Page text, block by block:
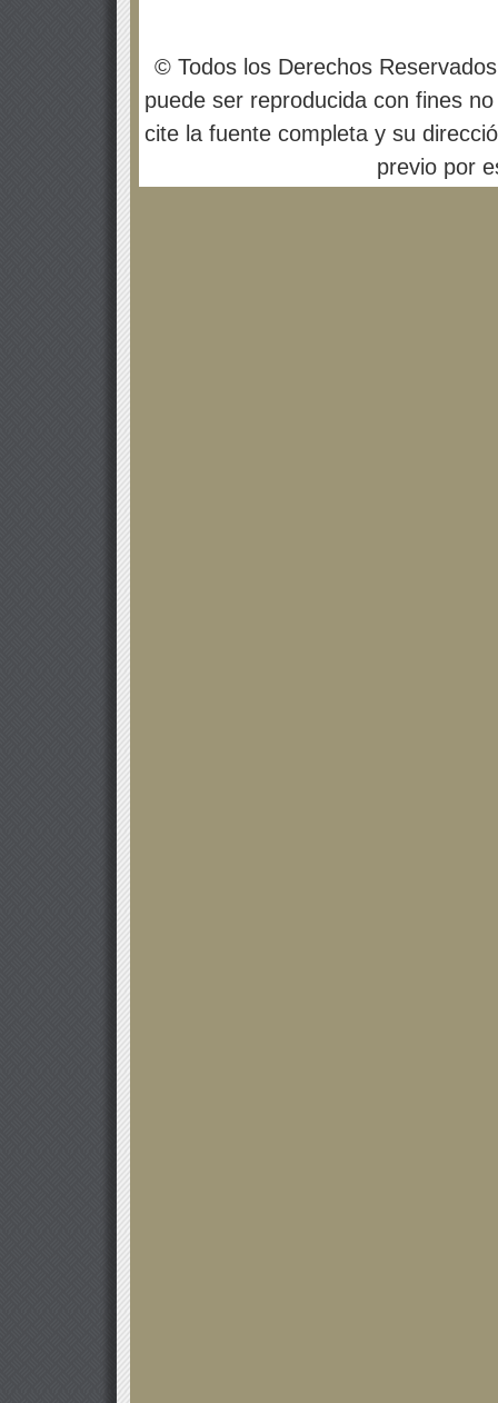
© Todos los Derechos
puede ser reproducida con fines
cite la fuente completa y su
previo por